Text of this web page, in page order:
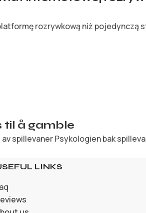
rozrywkową niż pojedynczą
til å gamble
spillevaner Psykologien bak
LINKS